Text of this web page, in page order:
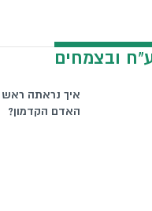
ובצמחים
איך נראתה ראש
האדם הקדמון?